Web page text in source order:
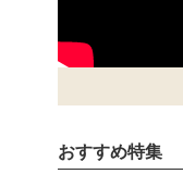
おすすめ特集